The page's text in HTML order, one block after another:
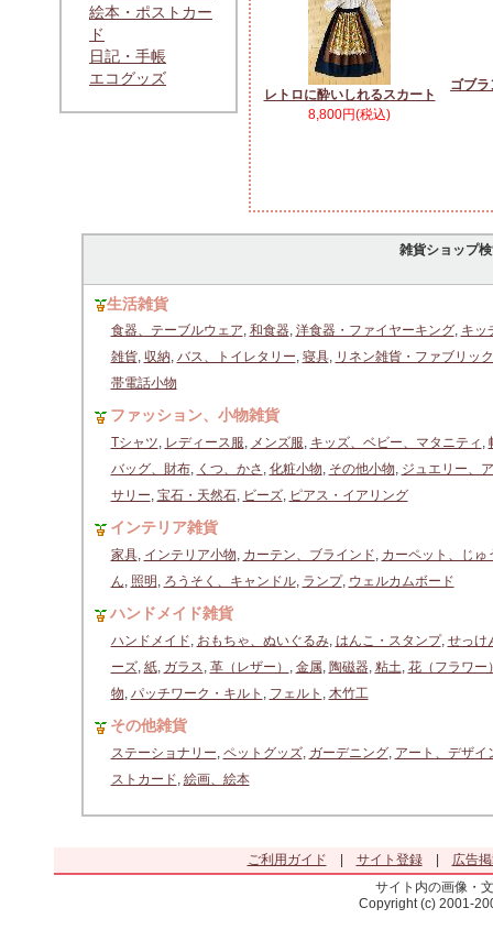
絵本・ポストカー
ド
日記・手帳
エコグッズ
レトロに酔いしれるスカート
8,800円(税込)
ゴブ
雑貨ショップ
生活雑貨
食器、テーブルウェア, 和食器, 洋食器・ファイヤーキング, キッ
雑貨, 収納, バス、トイレタリー, 寝具, リネン雑貨・ファブリック
帯電話小物
ファッション、小物雑貨
Tシャツ, レディース服, メンズ服, キッズ、ベビー、マタニティ ,
バッグ、財布, くつ、かさ , 化粧小物, その他小物, ジュエリー、
サリー, 宝石・天然石, ビーズ, ピアス・イアリング
インテリア雑貨
家具, インテリア小物, カーテン、ブラインド, カーペット、じゅ
ん, 照明 , ろうそく、キャンドル, ランプ, ウェルカムボード
ハンドメイド雑貨
ハンドメイド, おもちゃ、ぬいぐるみ, はんこ・スタンプ, せっけ
ーズ, 紙, ガラス, 革（レザー） , 金属, 陶磁器, 粘土, 花（フラワー
物, パッチワーク・キルト , フェルト , 木竹工
その他雑貨
ステーショナリー, ペットグッズ, ガーデニング, アート、デザイ
ストカード, 絵画、絵本
ご利用ガイド サイト登録|
広告
サイト内の画像・
Copyright (c) 2001-